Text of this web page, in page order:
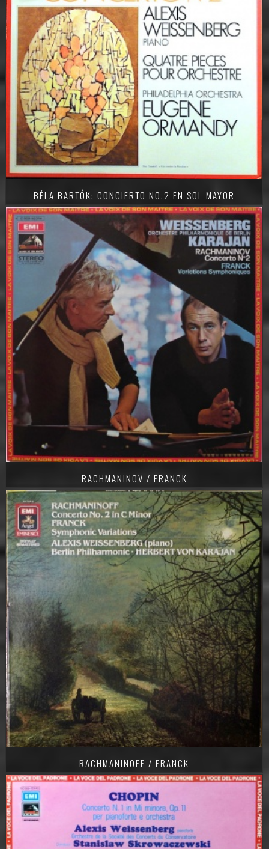
BÉLA BARTÓK: CONCIERTO NO.2 EN SOL MAYOR
RACHMANINOV / FRANCK
RACHMANINOFF / FRANCK